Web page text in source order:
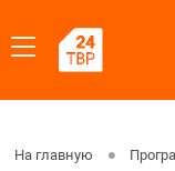
На главную